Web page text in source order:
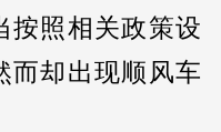
按照相关政策设
而却出现顺风车